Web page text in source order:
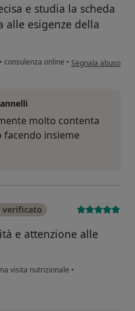
e studia la scheda
alle esigenze della
• consulenza online • secondo
Segnala abuso
molto contenta
facendo insieme
verificato
e attenzione alle
visita nutrizionale •